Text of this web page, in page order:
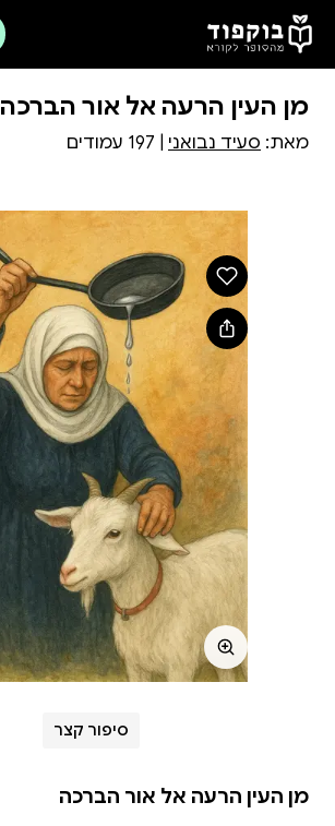
דלג לתוכן הראשי
מן העין הרעה אל אור הברכה
מאת: סעיד נבואני
סיפור קצר
מן העין הרעה אל אור הברכה